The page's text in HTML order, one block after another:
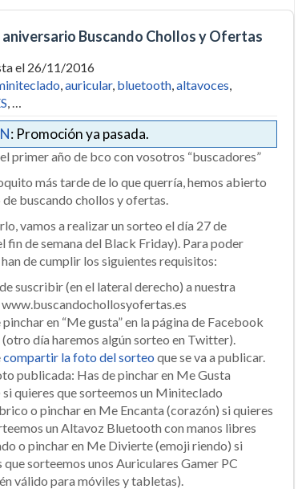
Buscando Chollos y Ofertas
el 26/11/2016
,auricular, bluetooth,altavoces,
, …
: Promoción ya pasada.
primer año de bco con vosotros “buscadores”
más tarde de lo que querría, hemos abierto
de buscando chollos y ofertas.
vamos a realizar un sorteo el día 27 de
fin de semana del Black Friday). Para poder
de cumplir los siguientes requisitos:
suscribir (en el lateral derecho) a nuestra
pinchar en “Me gusta” en la página de Facebook
día haremos algún sorteo en Twitter).
compartir la foto del sorteo que se va a publicar.
publicada: Has de pinchar en Me Gusta
si quieres que sorteemos un Miniteclado
o pinchar en Me Encanta (corazón) si quieres
un Altavoz Bluetooth con manos libres
o pinchar en Me Divierte (emoji riendo) si
que sorteemos unos Auriculares Gamer PC
válido para móviles y tabletas).